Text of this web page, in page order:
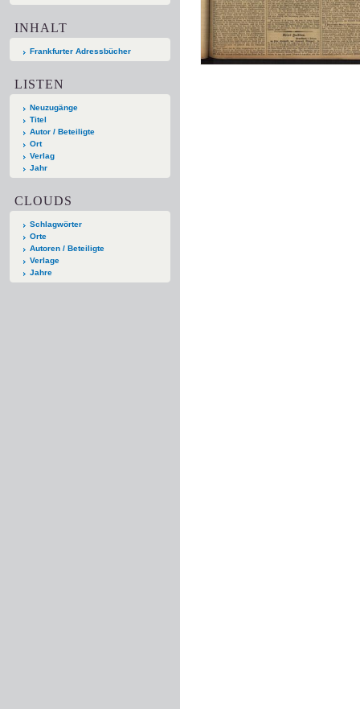
INHALT
Frankfurter Adressbücher
LISTEN
Neuzugänge
Titel
Autor / Beteiligte
Ort
Verlag
Jahr
CLOUDS
Schlagwörter
Orte
Autoren / Beteiligte
Verlage
Jahre